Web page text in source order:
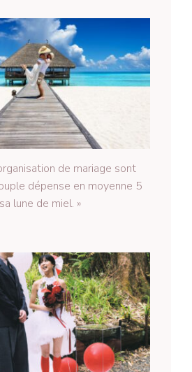
de mariage sont
dépense en moyenne 5
lune de miel. »